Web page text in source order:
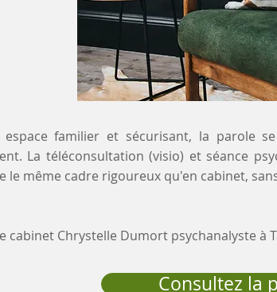
espace familier et sécurisant, la parole
La téléconsultation (visio) et séance
le même cadre rigoureux qu'en cabinet,
cabinet Chrystelle Dumort psychanalyste à
Consultez la